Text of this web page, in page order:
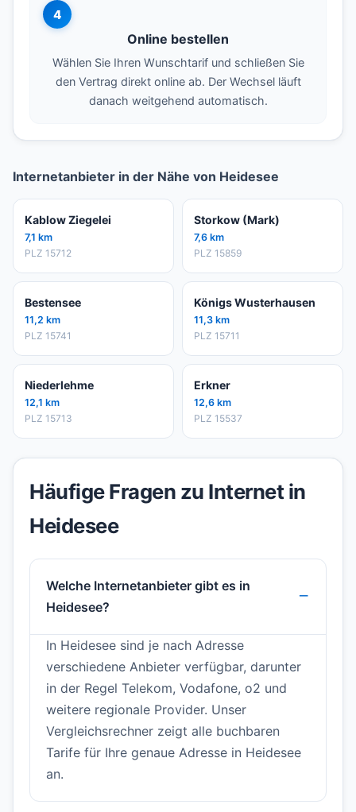
4
Online bestellen
Wählen Sie Ihren Wunschtarif und schließen Sie
den Vertrag direkt online ab. Der Wechsel läuft
danach weitgehend automatisch.
Internetanbieter in der Nähe von Heidesee
Kablow Ziegelei
7,1 km
PLZ 15712
Storkow (Mark)
7,6 km
PLZ 15859
Bestensee
11,2 km
PLZ 15741
Königs Wusterhausen
11,3 km
PLZ 15711
Niederlehme
12,1 km
PLZ 15713
Erkner
12,6 km
PLZ 15537
Häufige Fragen zu Internet in
Heidesee
Welche Internetanbieter gibt es in
Heidesee?
In Heidesee sind je nach Adresse
verschiedene Anbieter verfügbar, darunter
in der Regel Telekom, Vodafone, o2 und
weitere regionale Provider. Unser
Vergleichsrechner zeigt alle buchbaren
Tarife für Ihre genaue Adresse in Heidesee
an.